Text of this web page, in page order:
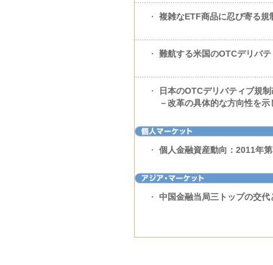
・ 複雑なETF商品に忍び寄る規
・ 難航する米国のOTCデリバ
・
日本のOTCデリバティブ規
－改革の具体的な方向性を
・ 個人金融資産動向：2011年
・ 中国金融当局三トップの交